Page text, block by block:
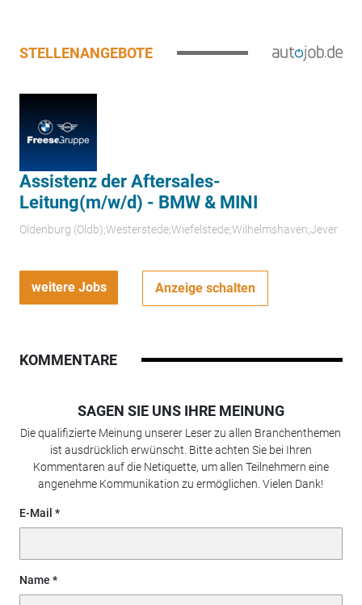
STELLENANGEBOTE
Assistenz der Aftersales-
Leitung(m/w/d) - BMW & MINI
Oldenburg (Oldb);Westerstede;Wiefelstede;Wilhelmshaven;Jever
weitere Jobs Anzeige schalten
KOMMENTARE
SAGEN SIE UNS IHRE MEINUNG
Die qualifizierte Meinung unserer Leser zu allen Branchenthemen
ist ausdrücklich erwünscht. Bitte achten Sie bei Ihren
Kommentaren auf die Netiquette, um allen Teilnehmern eine
angenehme Kommunikation zu ermöglichen. Vielen Dank!
E-Mail
Name